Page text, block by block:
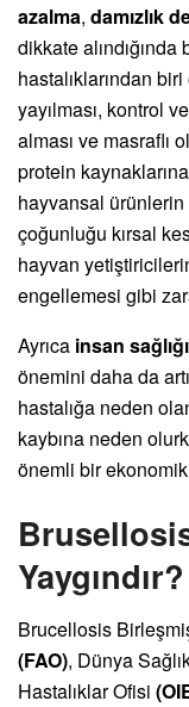
azalma, damızlık
dikkate
hastalıklarından
yayılması, kontrol
alması ve masraflı
protein
hayvansal
çoğunluğu kırsal
hayvan
engellemesi gibi
Ayrıca insan sağlığı
önemini daha da
hastalığa neden
kaybına neden
önemli bir
Yaygındır?
Brucellosis
(FAO), Dünya
Hastalıklar Ofisi